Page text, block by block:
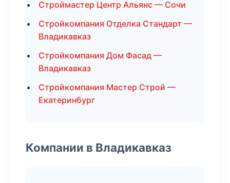
Строймастер Центр Альянс — Сочи
Стройкомпания Отделка Стандарт —
Владикавказ
Стройкомпания Дом Фасад —
Владикавказ
Стройкомпания Мастер Строй —
Екатеринбург
Компании в Владикавказ